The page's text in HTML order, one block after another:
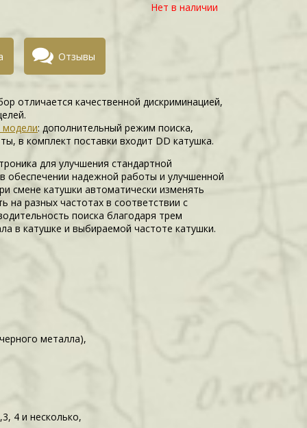
Нет в наличии
Отзывы
отличается качественной дискриминацией,
: дополнительный режим поиска,
в комплект поставки входит DD катушка.
для улучшения стандартной
обеспечении надежной работы и улучшенной
смене катушки автоматически изменять
на разных частотах в соответствии с
поиска благодаря трем
в катушке и выбираемой частоте катушки.
металла),
4 и несколько,